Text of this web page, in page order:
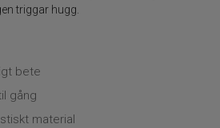
triggar hugg.
bete
gång
material